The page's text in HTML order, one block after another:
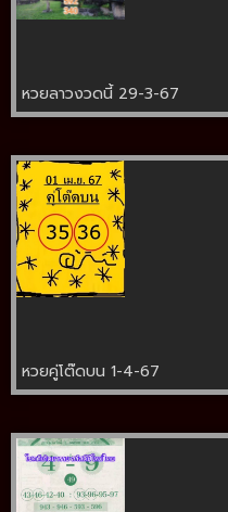
หวยลาวงวดนี้ 29-3-67
หวยคู่โต๊ดบน 1-4-67